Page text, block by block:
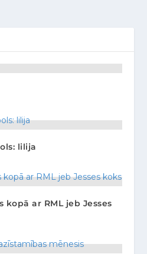
lilija
ar RML jeb Jesses